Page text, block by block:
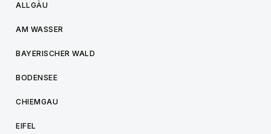
ALLGÄU
AM WASSER
BAYERISCHER WALD
BODENSEE
CHIEMGAU
EIFEL